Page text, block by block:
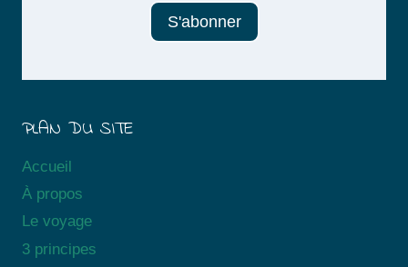
PLAN DU SITE
Accueil
À propos
Le voyage
3 principes